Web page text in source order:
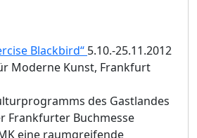
Blackbird“ 5.10.-25.11.2012
Moderne Kunst, Frankfurt
des Gastlandes
Frankfurter Buchmesse
eine raumgreifende